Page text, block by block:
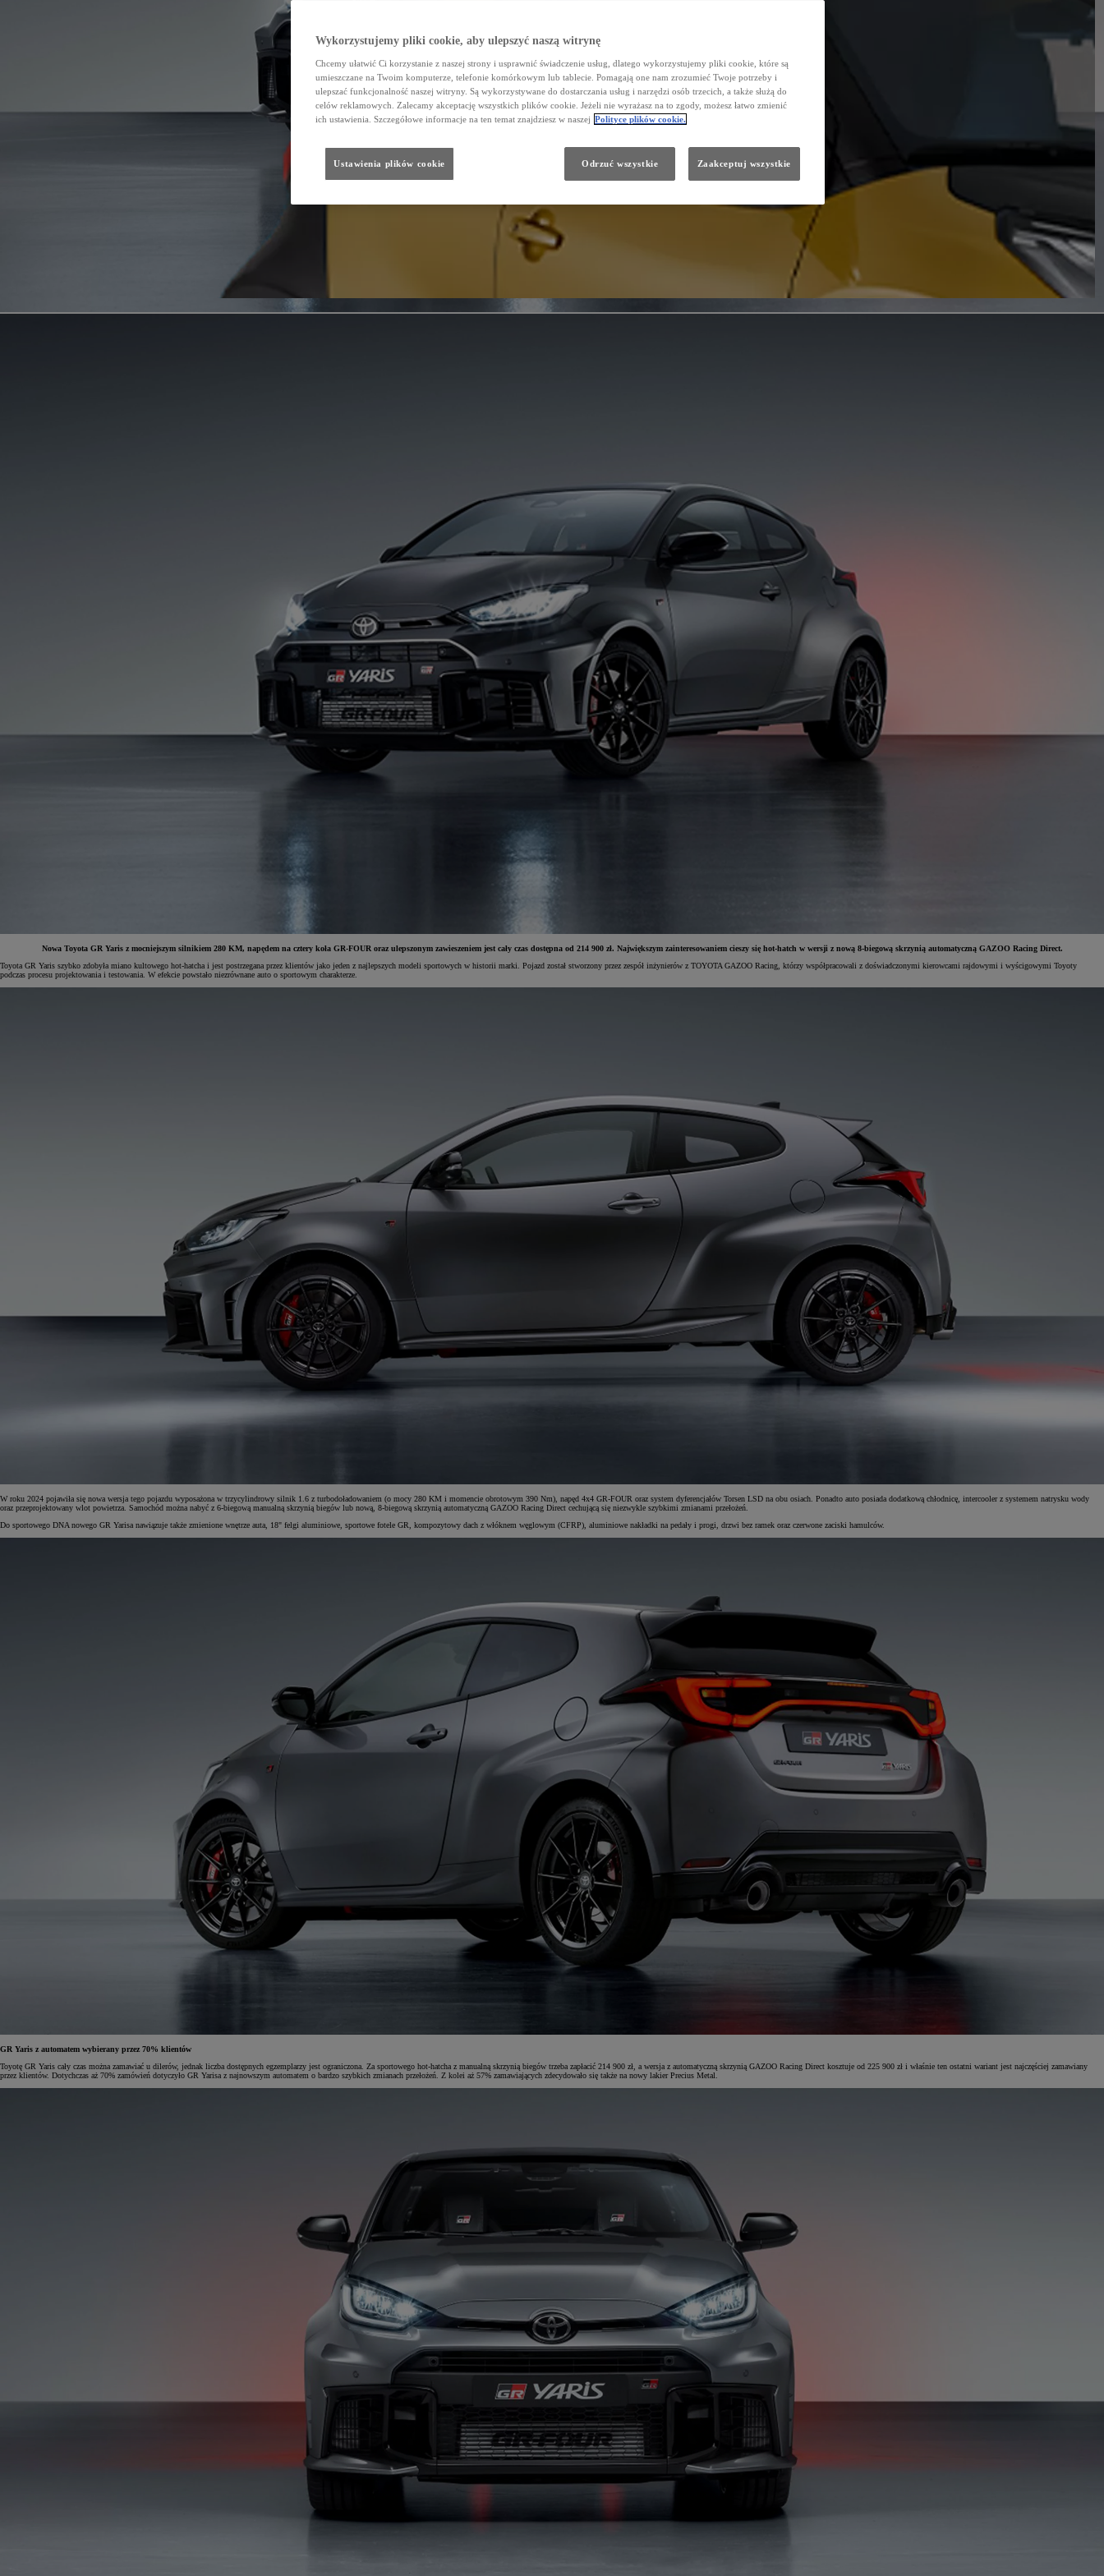
Nowa Toyota GR Yaris z mocniejszym silnikiem 280 KM, napędem na cztery koła GR-FOUR oraz ulepszonym zawieszeniem jest cały czas dostępna od 214 900 zł. Największym zainteresowaniem cieszy się hot-hatch w wersji z nową 8-biegową skrzynią automatyczną GAZOO Racing Direct.
Toyota GR Yaris szybko zdobyła miano kultowego hot-hatcha i jest postrzegana przez klientów jako jeden z najlepszych modeli sportowych w historii marki. Pojazd został stworzony przez zespół inżynierów z TOYOTA GAZOO Racing, którzy współpracowali z doświadczonymi kierowcami rajdowymi i wyścigowymi Toyoty
podczas procesu projektowania i testowania. W efekcie powstało niezrównane auto o sportowym charakterze.
W roku 2024 pojawiła się nowa wersja tego pojazdu wyposażona w trzycylindrowy silnik 1.6 z turbodoładowaniem (o mocy 280 KM i momencie obrotowym 390 Nm), napęd 4x4 GR-FOUR oraz system dyferencjałów Torsen LSD na obu osiach. Ponadto auto posiada dodatkową chłodnicę, intercooler z systemem natrysku wody
oraz przeprojektowany wlot powietrza. Samochód można nabyć z 6-biegową manualną skrzynią biegów lub nową, 8-biegową skrzynią automatyczną GAZOO Racing Direct cechującą się niezwykle szybkimi zmianami przełożeń.
Do sportowego DNA nowego GR Yarisa nawiązuje także zmienione wnętrze auta, 18" felgi aluminiowe, sportowe fotele GR, kompozytowy dach z włóknem węglowym (CFRP), aluminiowe nakładki na pedały i progi, drzwi bez ramek oraz czerwone zaciski hamulców.
GR Yaris z automatem wybierany przez 70% klientów
Toyotę GR Yaris cały czas można zamawiać u dilerów, jednak liczba dostępnych egzemplarzy jest ograniczona. Za sportowego hot-hatcha z manualną skrzynią biegów trzeba zapłacić 214 900 zł, a wersja z automatyczną skrzynią GAZOO Racing Direct kosztuje od 225 900 zł i właśnie ten ostatni wariant jest najczęściej zamawiany
przez klientów. Dotychczas aż 70% zamówień dotyczyło GR Yarisa z najnowszym automatem o bardzo szybkich zmianach przełożeń. Z kolei aż 57% zamawiających zdecydowało się także na nowy lakier Precius Metal.
Wykorzystujemy pliki cookie, aby ulepszyć naszą witrynę
Chcemy ułatwić Ci korzystanie z naszej strony i usprawnić świadczenie usług, dlatego wykorzystujemy pliki cookie, które są
umieszczane na Twoim komputerze, telefonie komórkowym lub tablecie. Pomagają one nam zrozumieć Twoje potrzeby i
ulepszać funkcjonalność naszej witryny. Są wykorzystywane do dostarczania usług i narzędzi osób trzecich, a także służą do
celów reklamowych. Zalecamy akceptację wszystkich plików cookie. Jeżeli nie wyrażasz na to zgody, możesz łatwo zmienić
ich ustawienia. Szczegółowe informacje na ten temat znajdziesz w naszej Polityce plików cookie.
Ustawienia plików cookie Odrzuć wszystkie Zaakceptuj wszystkie